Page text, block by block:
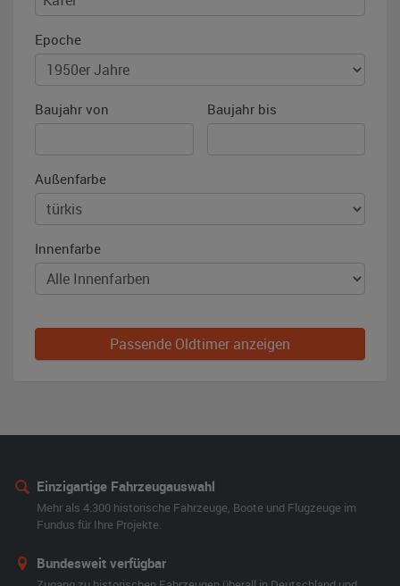
Epoche
Baujahr von Baujahr bis
Außenfarbe
Innenfarbe
Passende Oldtimer anzeigen
Einzigartige Fahrzeugauswahl
Mehr als 4.300 historische Fahrzeuge, Boote und Flugzeuge im
Fundus für Ihre Projekte.
Bundesweit verfügbar